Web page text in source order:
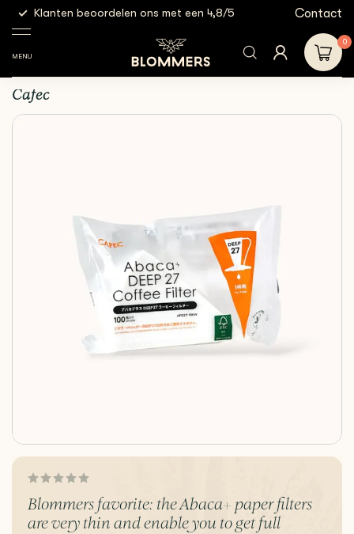
Klanten beoordelen ons met een 4,8/5 Gratis
Contact
MENU
0
Cafec Abaca+ Deep 27 Paper
Cafec Abaca+ Deep 27 Paper Filter
Cafec
Blommers favorite: the Abaca+ paper filters
are very thin and enable you to get full